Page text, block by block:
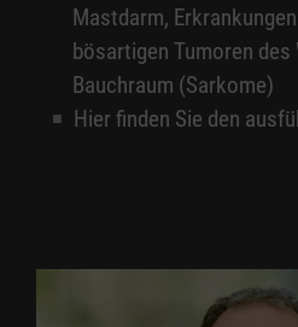
Mastdarm,
bösartigen Tumoren des
Bauchraum (Sarkome)
Hier finden Sie den